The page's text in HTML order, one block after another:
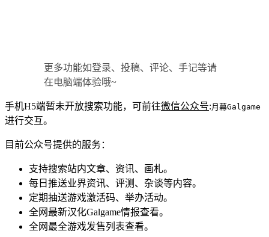
更多功能如登录、投稿、评论、手记等请
在电脑端体验哦~
手机H5端暂未开放搜索功能，可前往微信公众号:月幕Galgame
进行交互。
目前公众号提供的服务：
支持搜索站内文章、资讯、画札。
每日推送业界资讯、评测、杂谈等内容。
定期抽送游戏激活码、举办活动。
全网最新汉化Galgame情报查看。
全网最全游戏发售列表查看。